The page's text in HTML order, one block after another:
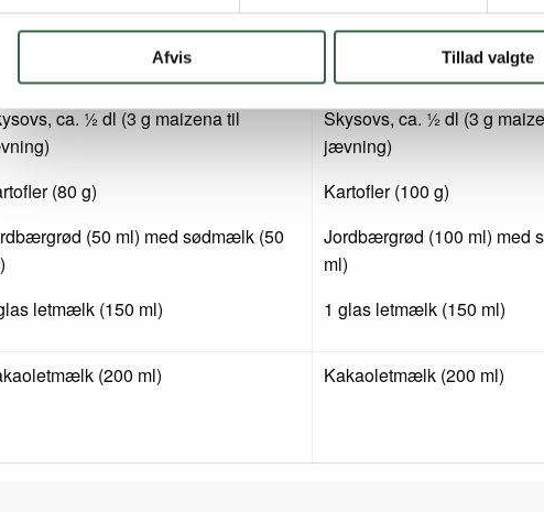
Afvis Tillad valgte
frosne (30 g)
(6 g)
ca. ½ dl (3 g maizena til
(80 g)
(50 ml) med sødmælk (50
letmælk (150 ml)
Majskerner, frosne (30 g)
Skysovs, ca. ½ dl (3 g
jævning)
Kartofler (100 g)
Jordbærgrød (100 ml) med
ml)
1 glas letmælk (150 ml)
(200 ml) Kakaoletmælk (200 ml)